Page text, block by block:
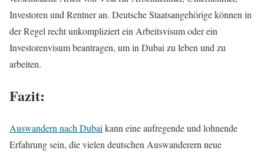
Investoren und Rentner an. Deutsche Staatsangehörige können in
der Regel recht unkompliziert ein Arbeitsvisum oder ein
Investorenvisum beantragen, um in Dubai zu leben und zu
arbeiten.
Fazit:
Auswandern nach Dubaikann eine aufregende und lohnende
Erfahrung sein, die vielen deutschen Auswanderern neue